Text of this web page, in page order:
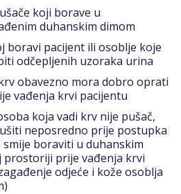
koji borave u
duhanskim dimom
boravi pacijent ili osoblje koje
odčepljenih uzoraka urina
obavezno mora dobro oprati
vađenja krvi pacijentu
koja vadi krv nije pušač,
neposredno prije postupka
boraviti u duhanskim
prostoriji prije vađenja krvi
odjeće i kože osoblja